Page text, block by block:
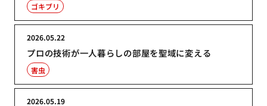
ゴキブリ
プロの技術が一人暮らしの部屋を聖域に変える
2026.05.22
害虫
2026.05.19